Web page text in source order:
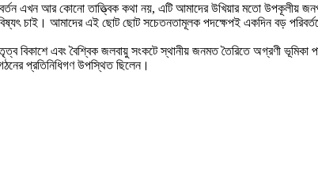
এখন আর কোনো তাত্ত্বিক কথা নয়, এটি আমাদের উখিয়ার মতো
চাই। আমাদের এই ছোট ছোট সচেতনতামূলক পদক্ষেপই একদিন বড়
এবং বৈশ্বিক জলবায়ু সংকটে স্থানীয় জনমত তৈরিতে অগ্রণী ভূমিকা
প্রতিনিধিগণ উপস্থিত ছিলেন।